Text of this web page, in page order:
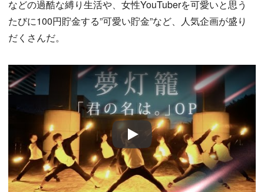
などの過酷な縛り生活や、女性YouTuberを可愛いと思う
たびに100円貯金する”可愛い貯金”など、人気企画が盛り
だくさんだ。
Play